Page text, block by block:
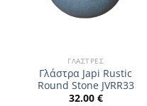
ΓΛΆΣΤΡΕΣ
Γλάστρα Japi Rustic
Round Stone JVRR33
32.00 €